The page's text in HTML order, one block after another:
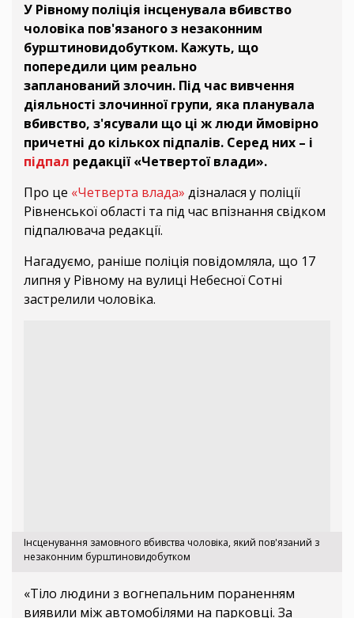
У Рівному поліція інсценувала вбивство
чоловіка пов'язаного з незаконним
бурштиновидобутком. Кажуть, що
попередили цим реально
запланований злочин. Під час вивчення
діяльності злочинної групи, яка планувала
вбивство, з'ясували що ці ж люди ймовірно
причетні до кількох підпалів. Серед них – і
підпал редакції «Четвертої влади».
Про це «Четверта влада» дізналася у поліції
Рівненської області та під час впізнання свідком
підпалювача редакції.
Нагадуємо, раніше поліція повідомляла, що 17
липня у Рівному на вулиці Небесної Сотні
застрелили чоловіка.
Інсценування замовного вбивства чоловіка, який пов'язаний з
незаконним бурштиновидобутком
«Тіло людини з вогнепальним пораненням
виявили між автомобілями на парковці. За